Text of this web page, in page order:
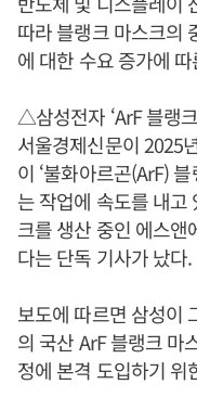
따라 블랭크 마스크의
에 대한 수요 증가에
△삼성전자 ‘ArF 블랭
서울경제신문이 2025
이 ‘불화아르곤(ArF)
는 작업에 속도를 내고
크를 생산 중인 에스앤
다는 단독 기사가 났다.
보도에 따르면 삼성이
의 국산 ArF 블랭크 마
정에 본격 도입하기 위